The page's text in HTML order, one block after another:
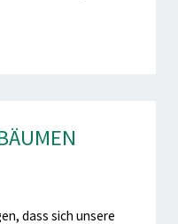
dass sich unsere